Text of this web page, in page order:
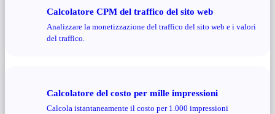
Calcolatore CPM del traffico del sito web
Analizzare la monetizzazione del traffico del sito web e i valori
del traffico.
Calcolatore del costo per mille impressioni
Calcola istantaneamente il costo per 1.000 impressioni